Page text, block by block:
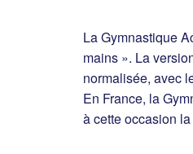
La Gymnastique
mains ». La
normalisée, avec
En France, la
à cette occasion